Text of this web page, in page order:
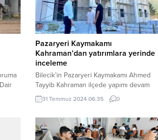
–
Pazaryeri Kaymakamı
Kahraman’dan yatırımlara yerinde
inceleme
Bilecik’in Pazaryeri Kaymakamı Ahmed
Tayyib Kahraman ilçede yapımı devam
eden çalışmaları inceledi. Pazaryeri
Gündem / BİLECİK (İGFA) -Bilecik’in
çalışmalarına başlanan Yarı Olimpik
Yüzme Havuzu, Kapalı Spor Salonu, Yeni
31 Temmuz 2024 06:35 0